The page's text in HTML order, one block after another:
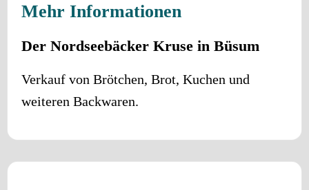
Mehr Informationen
Der Nordseebäcker Kruse in Büsum
Verkauf von Brötchen, Brot, Kuchen und
weiteren Backwaren.